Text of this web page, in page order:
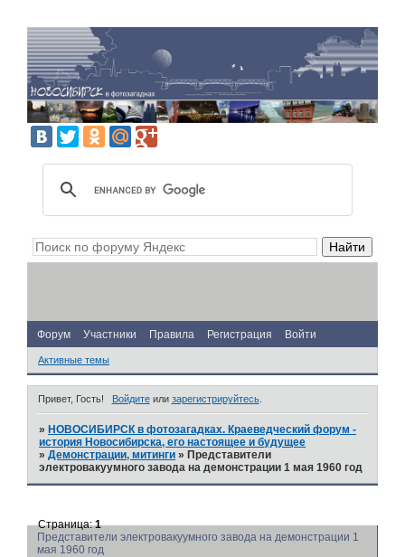
Форум Участники Правила Регистрация Войти
Активные темы
Привет, Гость! Войдитеили зарегистрируйтесь.
» НОВОСИБИРСК в фотозагадках. Краеведческий форум -
история Новосибирска, его настоящее и будущее
»Демонстрации, митинги » Представители
электровакуумного завода на демонстрации 1 мая 1960 год
Представители электровакуумного завода на демонстрации 1
мая 1960 год
Страница:1